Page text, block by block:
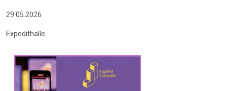
29.05.2026
Expedithalle